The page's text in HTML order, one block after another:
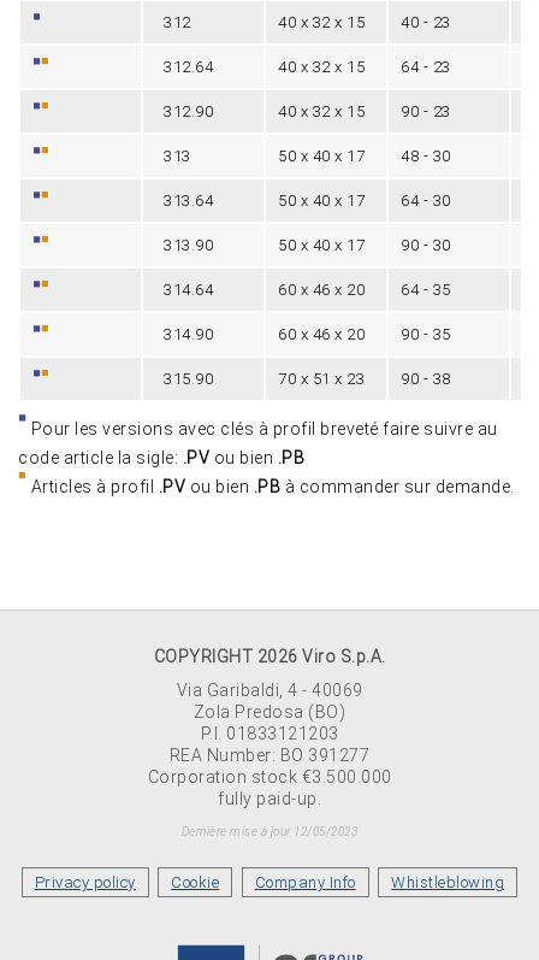
312 40 x 32 x 15 40 - 23
312.64 40 x 32 x 15 64 - 23
312.90 40 x 32 x 15 90 - 23
313 50 x 40 x 17 48 - 30
313.64 50 x 40 x 17 64 - 30
313.90 50 x 40 x 17 90 - 30
314.64 60 x 46 x 20 64 - 35
314.90 60 x 46 x 20 90 - 35
315.90 70 x 51 x 23 90 - 38
Pour les versions avec clés à profil breveté faire suivre au
code article la sigle: .PV ou bien .PB
Articles à profil .PV ou bien .PB à commander sur demande.
COPYRIGHT 2026 Viro S.p.A.
Via Garibaldi, 4 - 40069
Zola Predosa (BO)
P.I. 01833121203
REA Number: BO 391277
Corporation stock €3.500.000
fully paid-up.
Dernière mise à jour 12/05/2023
Privacy policy Cookie Company Info Whistleblowing